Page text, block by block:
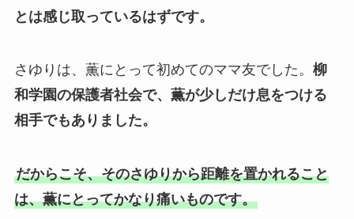
とは感じ取っているはずです。
さゆりは、薫にとって初めてのママ友でした。 柳
和学園の保護者社会で、薫が少しだけ息をつける
相手でもありました。
だからこそ、そのさゆりから距離を置かれること
は、薫にとってかなり痛いものです。